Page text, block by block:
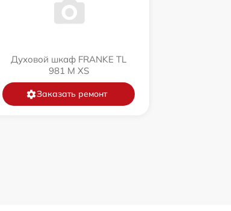
Духовой шкаф FRANKE TL
981 M XS
Заказать ремонт